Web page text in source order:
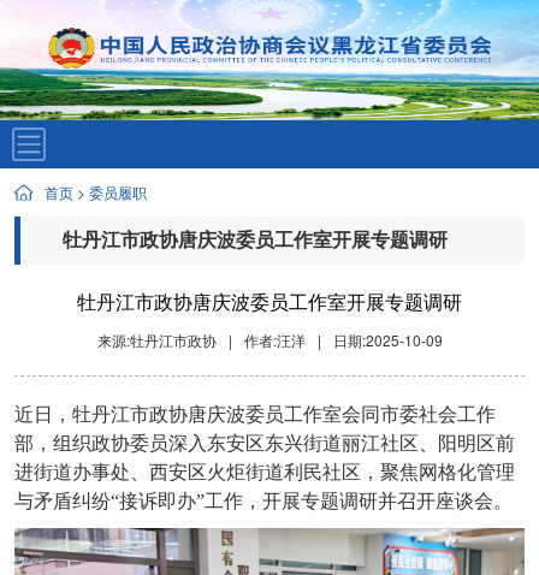
首页 > 委员履职
牡丹江市政协唐庆波委员工作室开展专题调研
牡丹江市政协唐庆波委员工作室开展专题调研
来源:牡丹江市政协
| 作者:汪洋 | 日期:2025-10-09
近日，牡丹江市政协唐庆波委员工作室会同市委社会工作
部，组织政协委员深入东安区东兴街道丽江社区、阳明区前
进街道办事处、西安区火炬街道利民社区，聚焦网格化管理
与矛盾纠纷“接诉即办”工作，开展专题调研并召开座谈会。